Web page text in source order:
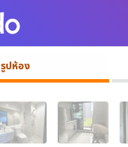
รูปห้อง